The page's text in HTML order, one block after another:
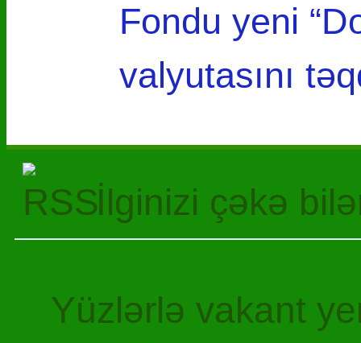
Fondu yeni
valyutasını
İlginizi çəkə
Yüzlərlə vakant